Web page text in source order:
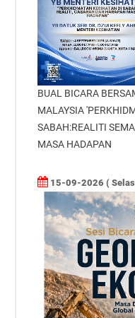
BUAL BICARA
MALAYSIA
SABAH:REALITI
MASA HADAPAN
15-09-2026 (